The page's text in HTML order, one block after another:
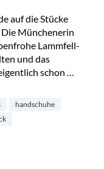
auf die Stücke
Münchenerin
Lammfell-
und das
schon …
von Michaela
handschuhe